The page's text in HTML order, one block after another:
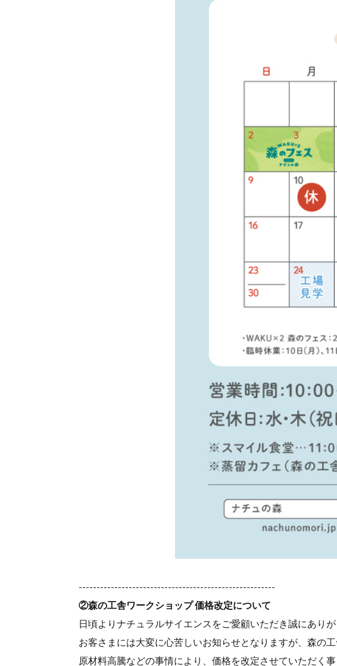
-------------------------------------------------------
②森の工舎ワークショップ 価格改定について
日頃よりナチュラルサイエンスをご愛顧いただき誠にありが
お客さまには大変に心苦しいお知らせとなりますが、森の
原材料高騰などの事情により、価格を改定させていただく事